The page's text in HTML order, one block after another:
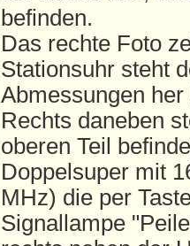
befinden.
Das rechte Foto
Stationsuhr steht
Abmessungen
Rechts daneben
oberen Teil
Doppelsuper mit
MHz) die per
Signallampe